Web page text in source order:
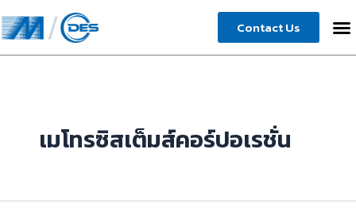
to
content
Contact Us
เมโทรซิสเต็มส์คอร์ปอเรชั่น